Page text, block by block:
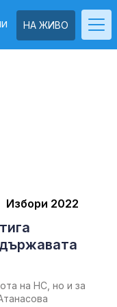
НА ЖИВО
Избори 2022
на НС, но и за